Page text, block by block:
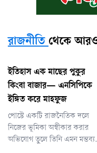
রাজনীতি থেকে
ইতিহাস এক মাছের পুকুর
কিংবা বাজার— এনসিপিকে
ইঙ্গিত করে মাহফুজ
পোস্টে একটি রাজনৈতিক দলে
নিজের ভূমিকা অস্বীকার করার
অভিযোগ তুলে তিনি এমন মন্তব্য